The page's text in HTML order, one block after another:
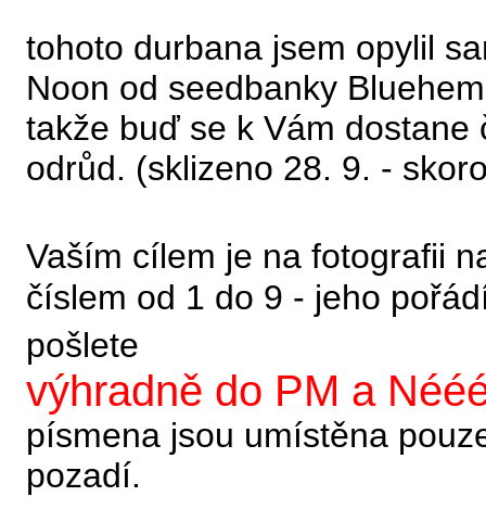
tohoto durbana jsem opylil
Noon od seedbanky
takže buď se k Vám
odrůd. (sklizeno 28. 9. -
Vaším cílem je na fotografii
číslem od 1 do 9 - jeho
pošlete
výhradně do PM a
písmena jsou umístěna
pozadí.